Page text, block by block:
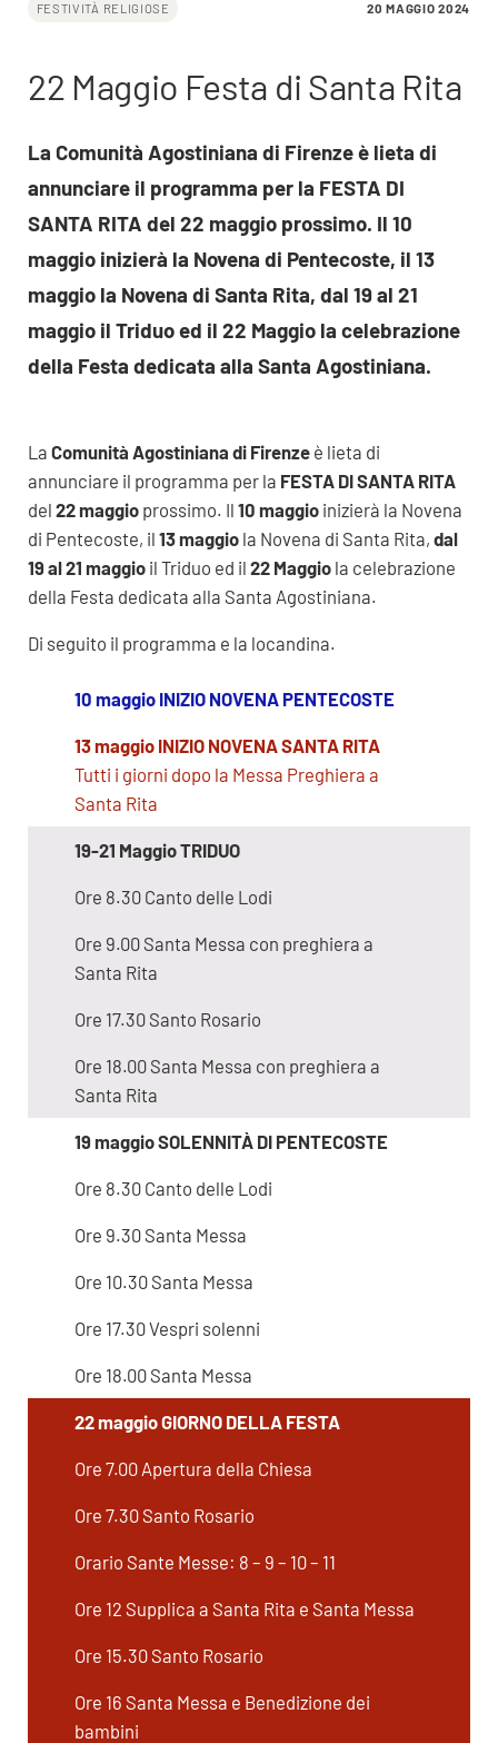
FESTIVITÀ RELIGIOSE 20 MAGGIO 2024
22 Maggio Festa di Santa Rita
La Comunità Agostiniana di Firenze è lieta di
annunciare il programma per la FESTA DI
SANTA RITA del 22 maggio prossimo. Il 10
maggio inizierà la Novena di Pentecoste, il 13
maggio la Novena di Santa Rita, dal 19 al 21
maggio il Triduo ed il 22 Maggio la celebrazione
della Festa dedicata alla Santa Agostiniana.
La Comunità Agostiniana di Firenzeè lieta di
annunciare il programma per la FESTA DI SANTA RITA
del 22 maggioprossimo. Il 10 maggioinizierà la Novena
di Pentecoste, il 13 maggiola Novena di Santa Rita, dal
19 al 21 maggioil Triduo ed il 22 Maggiola celebrazione
della Festa dedicata alla Santa Agostiniana.
Di seguito il programma e la locandina.
10 maggio INIZIO NOVENA PENTECOSTE
13 maggio INIZIO NOVENA SANTA RITA
Tutti i giorni dopo la Messa Preghiera a
Santa Rita
19-21 Maggio TRIDUO
Ore 8.30 Canto delle Lodi
Ore 9.00 Santa Messa con preghiera a
Santa Rita
Ore 17.30 Santo Rosario
Ore 18.00 Santa Messa con preghiera a
Santa Rita
19 maggio SOLENNITÀ DI PENTECOSTE
Ore 8.30 Canto delle Lodi
Ore 9.30 Santa Messa
Ore 10.30 Santa Messa
Ore 17.30 Vespri solenni
Ore 18.00 Santa Messa
22 maggio GIORNO DELLA FESTA
Ore 7.00 Apertura della Chiesa
Ore 7.30 Santo Rosario
Orario Sante Messe: 8 – 9 – 10 – 11
Ore 12 Supplica a Santa Rita e Santa Messa
Ore 15.30 Santo Rosario
Ore 16 Santa Messa e Benedizione dei
bambini